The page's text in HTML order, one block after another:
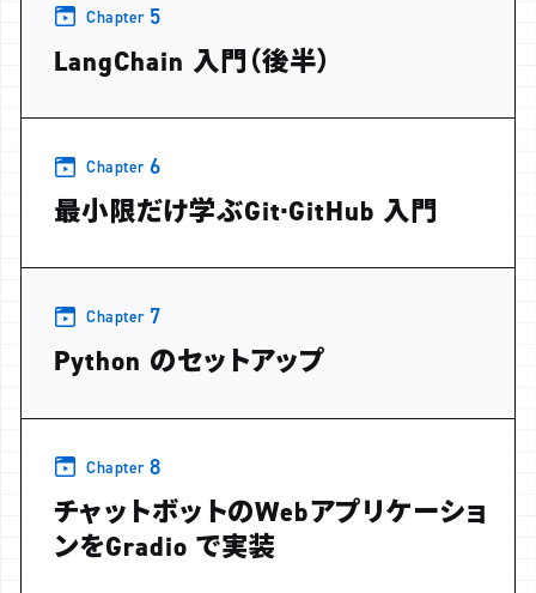
Chapter 5
LangChain 入門（後半）
Chapter 6
最小限だけ学ぶGit·GitHub 入門
Chapter 7
Python のセットアップ
Chapter 8
チャットボットのWebアプリケーショ
ンをGradio で実装